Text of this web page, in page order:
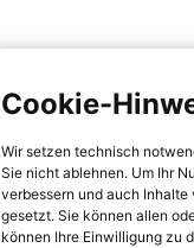
Cookie-
Wir setzen technisch
Sie nicht ablehnen. Um Ihr
verbessern und auch
gesetzt. Sie können allen
können Ihre Einwilligung zu